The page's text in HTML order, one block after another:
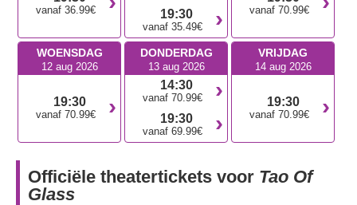
aanspreken die gefascineerd zijn door het taoïsme als
mensen die er nog niet bekend mee zijn.
Mis deze unieke theatervoorstelling niet, een
meeslepende verkenning van leven, verlies en inspiratie
waarin muziek, poppenspel en verhalen samenkomen.
vanaf 36.99€ 19:30
vanaf 35.49€
vanaf 70.99€
WOENSDAG
12 aug 2026
19:30
vanaf 70.99€
DONDERDAG
13 aug 2026
14:30
vanaf 70.99€
19:30
vanaf 69.99€
VRIJDAG
14 aug 2026
19:30
vanaf 70.99€
Officiële theatertickets voor Tao Of
Glass